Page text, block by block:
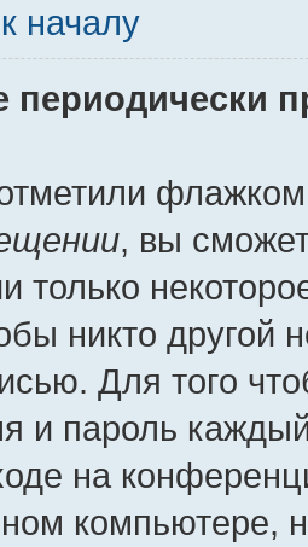
началу
периодически
, вы
только
никто другой
Для того
и пароль
на
компьютере,